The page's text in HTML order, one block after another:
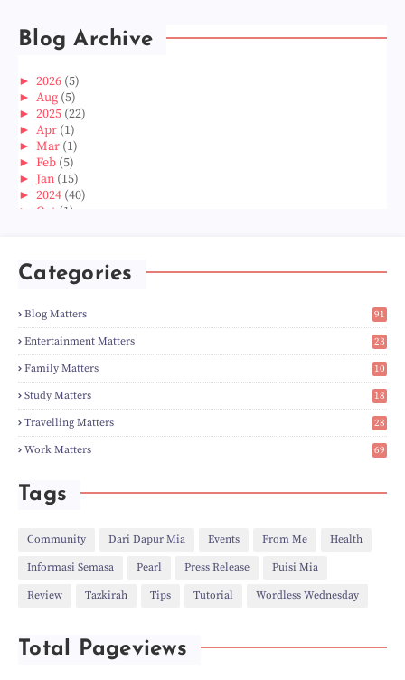
Blog Archive
► 2026 (5)
► Aug (5)
► 2025 (22)
► Apr (1)
► Mar (1)
► Feb (5)
► Jan (15)
► 2024 (40)
► Oct (1)
►
►Apr(3)
►Feb(6)
►Jan(8)
►2023(224)
►Dec(5)
►Nov (28)
►Oct(50)
►Sept(12)
►Aug(5)
►Jul(8)
►Jun(3)
►Apr(27)
►Mar(31)
►Jan(21)
►Dec(46)
►Oct(10)
►
(4)
►Jun(11)
Categories
Blog Matters
91
1
Entertainment Matters
23
2
Family Matters
10
15
Study Matters
18
9
Travelling Matters
28
6
Work Matters
69
Tags
Community Dari Dapur Mia Events From Me Health
Informasi Semasa Pearl Press Release Puisi Mia
Review Tazkirah Tips Tutorial Wordless Wednesday
Total Pageviews